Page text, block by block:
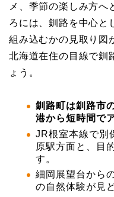
メ、季節の楽しみ方へ
ろには、釧路を中心と
組み込むかの見取り図
北海道在住の目線で釧
ょう。
釧路町は釧路市
港から短時間で
JR根室本線で別
原駅方面と、目
す。
細岡展望台から
の自然体験が見